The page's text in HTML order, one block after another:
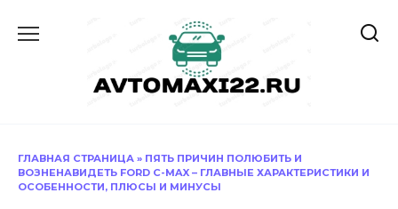
ГЛАВНАЯ СТРАНИЦА » ПЯТЬ ПРИЧИН ПОЛЮБИТЬ И
ВОЗНЕНАВИДЕТЬ FORD C-MAX – ГЛАВНЫЕ ХАРАКТЕРИСТИКИ И
ОСОБЕННОСТИ, ПЛЮСЫ И МИНУСЫ